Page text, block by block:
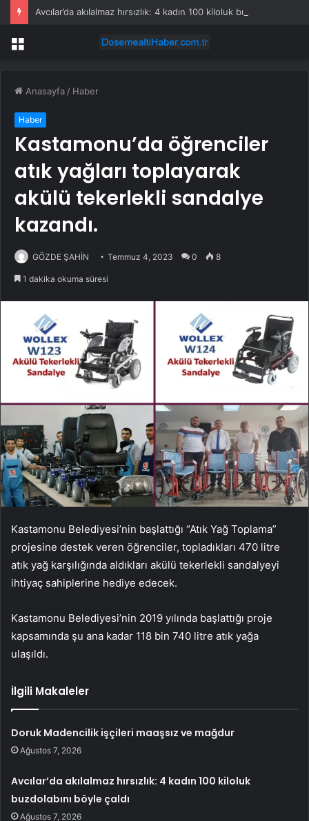
Menü
Anasayfa / Haber
Haber
Kastamonu’da öğrenciler
atık yağları toplayarak
akülü tekerlekli sandalye
kazandı.
GÖZDE ŞAHİN Temmuz 4, 2023 0 8
1 dakika okuma süresi
Kastamonu Belediyesi’nin başlattığı “Atık Yağ Toplama”
projesine destek veren öğrenciler, topladıkları 470 litre
atık yağ karşılığında aldıkları akülü tekerlekli sandalyeyi
ihtiyaç sahiplerine hediye edecek.
Kastamonu Belediyesi’nin 2019 yılında başlattığı proje
kapsamında şu ana kadar 118 bin 740 litre atık yağa
ulaşıldı.
İlgili Makaleler
Doruk Madencilik işçileri maaşsız ve mağdur
Ağustos 7, 2026
Avcılar’da akılalmaz hırsızlık: 4 kadın 100 kiloluk
buzdolabını böyle çaldı
Ağustos 7, 2026